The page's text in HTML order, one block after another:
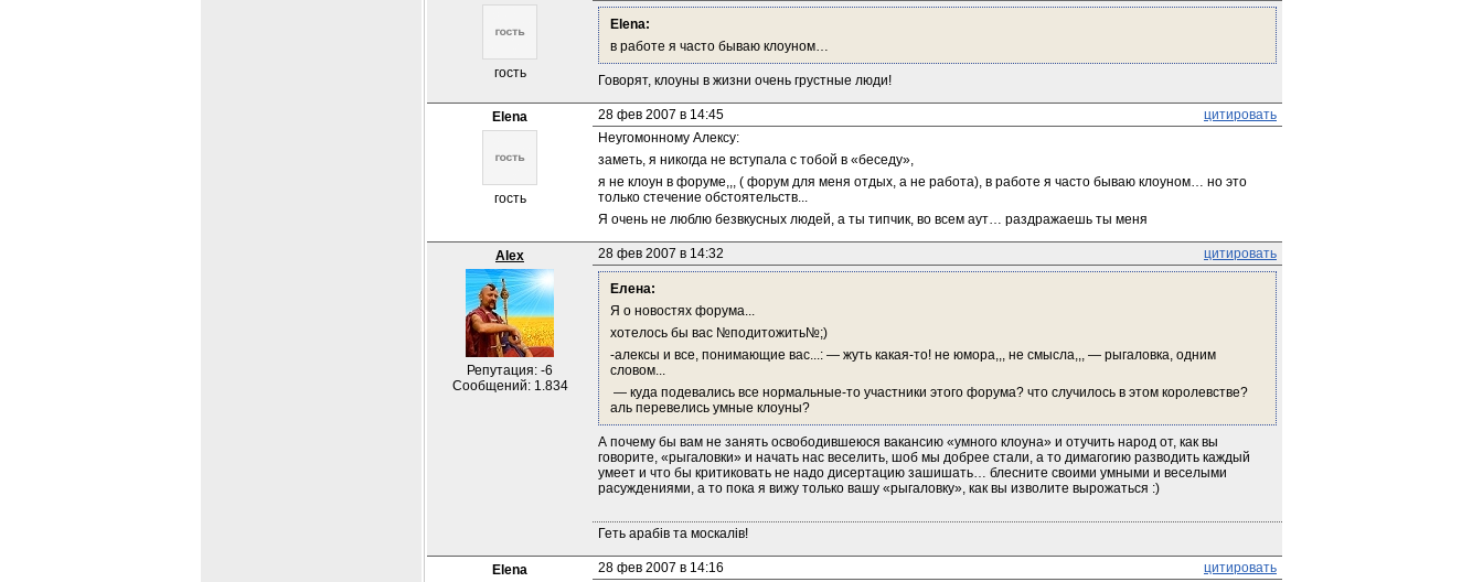
гость
Elena:
в работе я часто бываю клоуном…
Говорят, клоуны в жизни очень грустные люди!
Elena
гость
28 фев 2007 в 14:45
цитировать
Неугомонному Алексу:
заметь, я никогда не вступала с тобой в «беседу»,
я не клоун в форуме,,, ( форум для меня отдых, а не работа), в работе я часто бываю клоуном… но это
только стечение обстоятельств...
Я очень не люблю безвкусных людей, а ты типчик, во всем аут… раздражаешь ты меня
Alex
Репутация: -6
Сообщений: 1.834
28 фев 2007 в 14:32 цитировать
Елена:
Я о новостях форума...
хотелось бы вас №подитожить№;)
-алексы и все, понимающие вас...: — жуть какая-то! не юмора,,, не смысла,,, — рыгаловка, одним
словом...
аль перевелись умные клоуны?
А почему бы вам не занять освободившеюся вакансию «умного клоуна» и отучить народ от, как вы
говорите, «рыгаловки» и начать нас веселить, шоб мы добрее стали, а то димагогию разводить каждый
умеет и что бы критиковать не надо дисертацию зашишать… блесните своими умными и веселыми
расуждениями, а то пока я вижу только вашу «рыгаловку», как вы изволите вырожаться :)
Геть арабів та москалів!
Elena 28 фев 2007 в 14:16
цитировать